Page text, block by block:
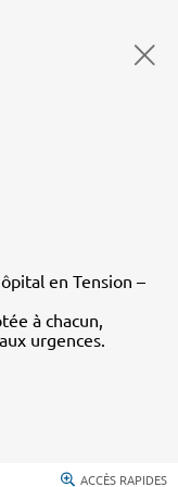
en Tension –
à chacun,
urgences.
ACCÈS RAPIDES